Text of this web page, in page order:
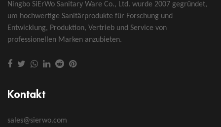
Ningbo SiErWo Sanitary Ware Co., Ltd. wurde 2007 gegründet,
um hochwertige Sanitärprodukte für Forschung und
Entwicklung, Produktion, Vertrieb und Service von
professionellen Marken anzubieten.
Kontakt
sales@sierwo.com